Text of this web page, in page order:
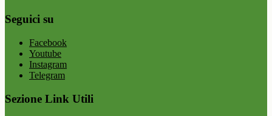
Seguici su
Facebook
Youtube
Instagram
Telegram
Sezione Link Utili